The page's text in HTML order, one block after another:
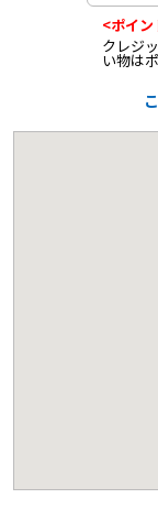
<ポイ
クレジ
い物は